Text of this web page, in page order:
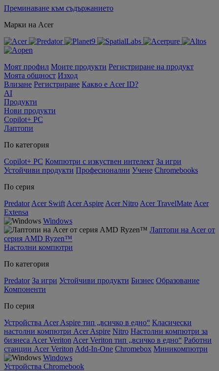
Преминаване към съдържанието
Марки на Acer
Моят профил Моите продукти Регистриране на продукт
Моята общност Изход
Влизане Регистриране Какво е Acer ID?
AI
Продукти
Нови продукти
Copilot+ PC
Лаптопи
По категория
Copilot+ PC Компютри с изкуствен интелект За игри
Устойчиви продукти Професионални Учене Chromebooks
По серия
Predator Acer Swift Acer Aspire Acer Nitro Acer TravelMate Acer
Extensa
Windows
Лаптопи на Acer от
серия AMD Ryzen™
Настолни компютри
По категория
Predator За игри Устойчиви продукти Бизнес Образование
Компоненти
По серия
Устройства Acer Aspire тип „всичко в едно“ Класически
настолни компютри Acer Aspire Nitro Настолни компютри за
бизнеса Acer Veriton Acer Veriton тип „всичко в едно“ Работни
станции Acer Veriton Add-In-One Chromebox Миникомпютри
Windows
Устройства Chromebook